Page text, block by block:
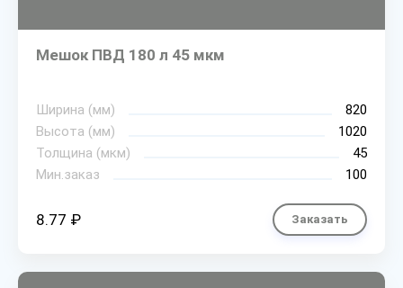
Мешок ПВД 180 л 45 мкм
Ширина (мм)
820
Высота (мм)
1020
Толщина (мкм)
45
Мин.заказ
100
8.77 ₽ Заказать